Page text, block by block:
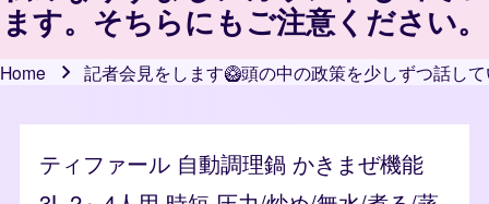
ます。そちらにもご注意ください。
Home 記者会見をします🥝頭の中の政策を少しずつ話し
ティファール 自動調理鍋 かきまぜ機能